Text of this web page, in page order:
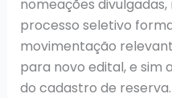
nomeações
processo seletivo
movimentação
para novo edital, e sim
do cadastro de